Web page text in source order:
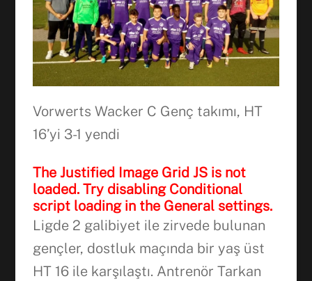
Vorwerts Wacker C Genç takımı, HT
16’yi 3-1 yendi
The Justified Image Grid JS is not
loaded. Try disabling Conditional
script loading in the General settings.
Ligde 2 galibiyet ile zirvede bulunan
gençler, dostluk maçında bir yaş üst
HT 16 ile karşılaştı. Antrenör Tarkan
Facebook